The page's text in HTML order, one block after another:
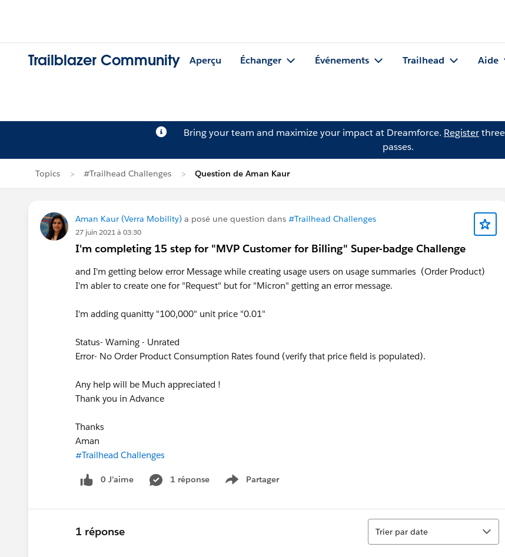
Trailblazer Community Aperçu Échanger Événements Trailhead Aide
Bring your team and maximize your impact at Dreamforce. Register
passes.
Topics #Trailhead Challenges Question de Aman Kaur
Aman Kaur (Verra Mobility) a posé une question dans #Trailhead Challenges
27 juin 2021 à 03:30
I'm completing 15 step for "MVP Customer for Billing" Super-badge Challenge
and I'm getting below error Message while creating usage users on usage summaries (Order Product)
I'm abler to create one for "Request" but for "Micron" getting an error message.
I'm adding quanitty "100,000" unit price "0.01"
Status- Warning - Unrated
Error- No Order Product Consumption Rates found (verify that price field is populated).
Any help will be Much appreciated !
Thank you in Advance
Thanks
Aman
#Trailhead Challenges
0 J’aime 1 réponse Partager
Show menu
1 réponse
Tri
Trier par date